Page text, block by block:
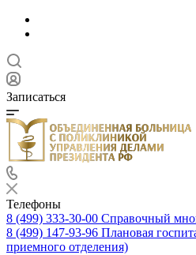
Записаться
Телефоны
8 (499) 333-30-00 Справочный
8 (499) 147-93-96 Плановая
приемного отделения)